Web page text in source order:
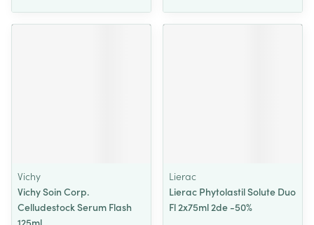
Vichy
Vichy Soin Corp.
Celludestock Serum Flash
125ml
Lierac
Lierac Phytolastil Solute Duo
Fl 2x75ml 2de -50%